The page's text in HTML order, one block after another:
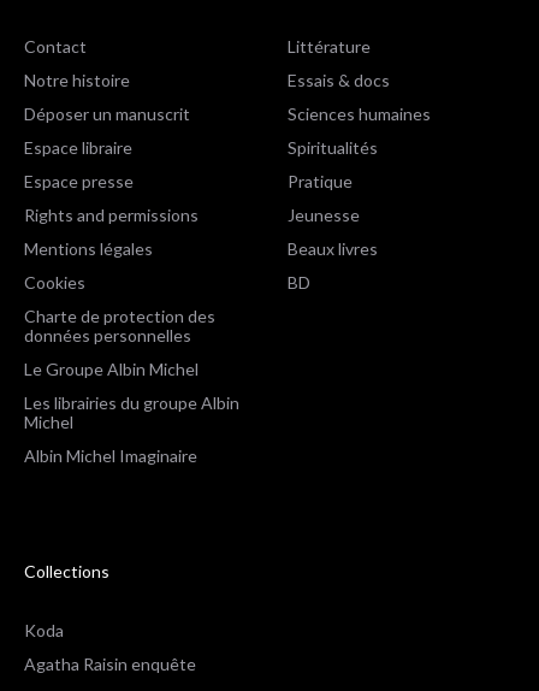
Contact
Notre histoire
Déposer un manuscrit
Espace libraire
Espace presse
Rights and permissions
Mentions légales
Cookies
Charte de protection des
données personnelles
Le Groupe Albin Michel
Les librairies du groupe Albin
Michel
Albin Michel Imaginaire
Littérature
Essais & docs
Sciences humaines
Spiritualités
Pratique
Jeunesse
Beaux livres
BD
Collections
Koda
Agatha Raisin enquête